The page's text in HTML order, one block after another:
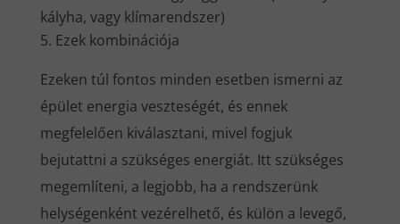
kályha, vagy klímarendszer)
Ezek kombinációja
Ezeken túl fontos minden esetben ismerni az
épület energia veszteségét, és ennek
megfelelően kiválasztani, mivel fogjuk
bejutattni a szükséges energiát. Itt szükséges
megemlíteni, a legjobb, ha a rendszerünk
helységenként vezérelhető, és külön a levegő,